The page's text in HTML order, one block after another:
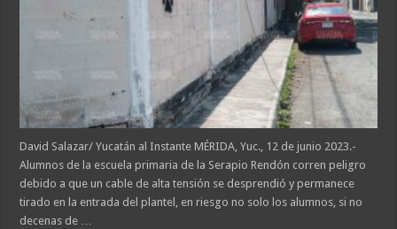
David Salazar/ Yucatán al Instante MÉRIDA, Yuc., 12 de junio 2023.-
Alumnos de la escuela primaria de la Serapio Rendón corren peligro
debido a que un cable de alta tensión se desprendió y permanece
tirado en la entrada del plantel, en riesgo no solo los alumnos, si no
decenas de …